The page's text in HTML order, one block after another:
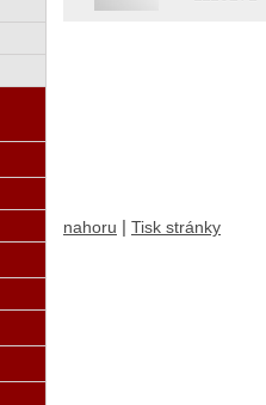
nahoru Tisk stránky